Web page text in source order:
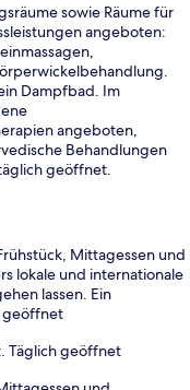
sowie Räume für
angeboten:
Dampfbad. Im
angeboten,
Behandlungen
geöffnet.
Mittagessen und
lokale und internationale
lassen. Ein
geöffnet
Täglich geöffnet